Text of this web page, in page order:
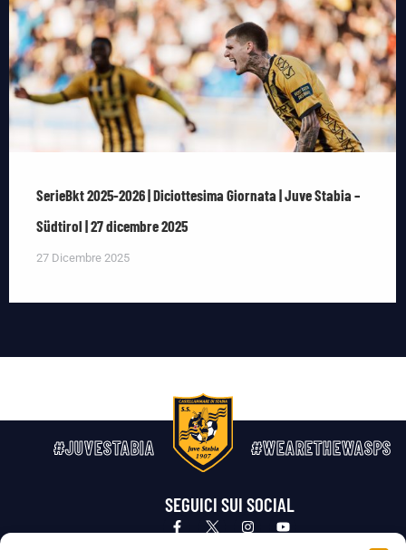
SerieBkt 2025-2026 | Diciottesima Giornata | Juve Stabia –
Südtirol | 27 dicembre 2025
27 Dicembre 2025
#JUVESTABIA #WEARETHEWASPS
SEGUICI SUI SOCIAL